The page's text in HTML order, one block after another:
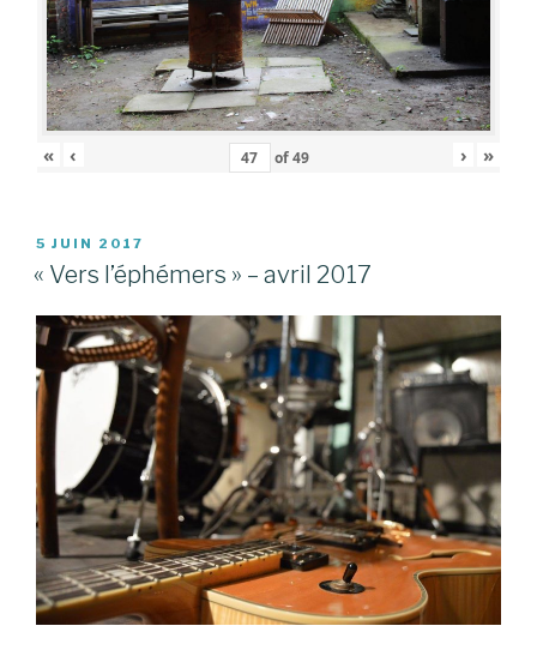
« ‹ of49 › »
PUBLIÉ
LE
5 JUIN 2017
« Vers l’éphémers » – avril 2017